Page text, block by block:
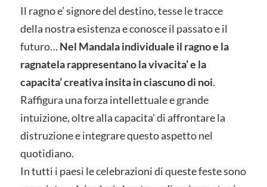
Il ragno e’ signore del destino, tesse le tracce
della nostra esistenza e conosce il passato e il
futuro…Nel Mandala individuale il ragno e la
ragnatela rappresentano la vivacita’ e la
capacita’ creativa insita in ciascuno di noi.
Raffigura una forza intellettuale e grande
intuizione, oltre alla capacita’ di affrontare la
distruzione e integrare questo aspetto nel
quotidiano.
In tutti i paesi le celebrazioni di queste feste sono